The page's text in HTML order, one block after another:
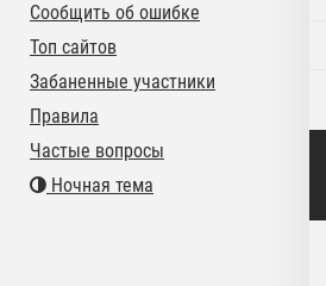
Сообщить об ошибке
Топ сайтов
Забаненные участники
Правила
Частые вопросы
Ночная тема